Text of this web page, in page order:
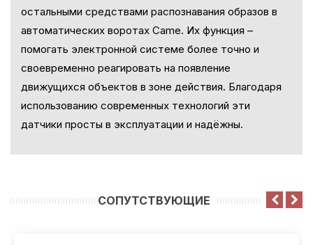
остальными средствами распознавания образов в
автоматических воротах Came. Их функция –
помогать электронной системе более точно и
своевременно реагировать на появление
движущихся объектов в зоне действия. Благодаря
использованию современных технологий эти
датчики просты в эксплуатации и надёжны.
CОПУТСТВУЮЩИЕ